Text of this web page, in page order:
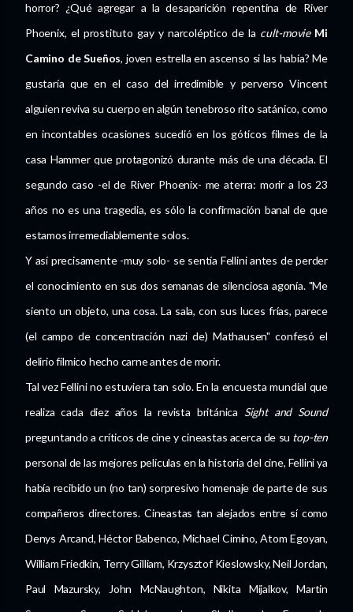
horror? ¿Qué agregar a la desaparición repentina de River
Phoenix, el prostituto gay y narcoléptico de la cult-movie Mi
Camino de Sueños, joven estrella en ascenso si las había? Me
gustaría que en el caso del irredimible y perverso Vincent
alguien reviva su cuerpo en algún tenebroso rito satánico, como
en incontables ocasiones sucedió en los góticos filmes de la
casa Hammer que protagonizó durante más de una década. El
segundo caso -el de River Phoenix- me aterra: morir a los 23
años no es una tragedia, es sólo la confirmación banal de que
estamos irremediablemente solos.
Y así precisamente -muy solo- se sentía Fellini antes de perder
el conocimiento en sus dos semanas de silenciosa agonía. "Me
siento un objeto, una cosa. La sala, con sus luces frías, parece
(el campo de concentración nazi de) Mathausen" confesó el
delirio fílmico hecho carne antes de morir.
Tal vez Fellini no estuviera tan solo. En la encuesta mundial que
realiza cada diez años la revista británica Sight and Sound
preguntando a críticos de cine y cineastas acerca de su top-ten
personal de las mejores películas en la historia del cine, Fellini ya
había recibido un (no tan) sorpresivo homenaje de parte de sus
compañeros directores. Cineastas tan alejados entre sí como
Denys Arcand, Héctor Babenco, Michael Cimino, Atom Egoyan,
William Friedkin, Terry Gilliam, Krzysztof Kieslowsky, Neil Jordan,
Paul Mazursky, John McNaughton, Nikita Mijalkov, Martin